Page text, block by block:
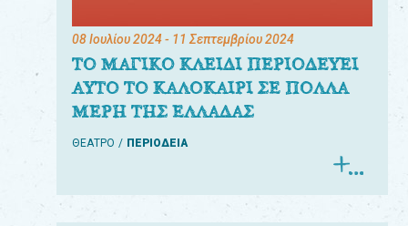
08 Ιουλίου 2024- 11 Σεπτεμβρίου 2024
ΤΟ ΜΑΓΙΚΟ ΚΛΕΙΔΙ ΠΕΡΙΟΔΕΥΕΙ
ΑΥΤΟ ΤΟ ΚΑΛΟΚΑΙΡΙ ΣΕ ΠΟΛΛΑ
ΜΕΡΗ ΤΗΣ ΕΛΛΑΔΑΣ
ΘΕΑΤΡΟ ΠΕΡΙΟΔΕΙΑ